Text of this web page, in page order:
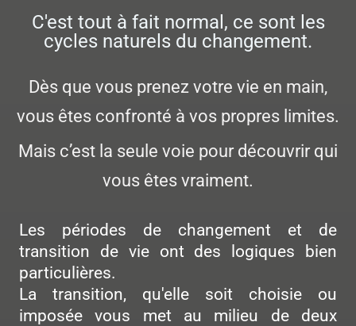
C'est tout à fait normal, ce sont les
cycles naturels du changement.
Dès que vous prenez votre vie en main,
vous êtes confronté à vos propres limites.
Mais c’est la seule voie pour découvrir qui
vous êtes vraiment.
Les périodes de changement et de
transition de vie ont des logiques bien
particulières.
La transition, qu'elle soit choisie ou
imposée vous met au milieu de deux